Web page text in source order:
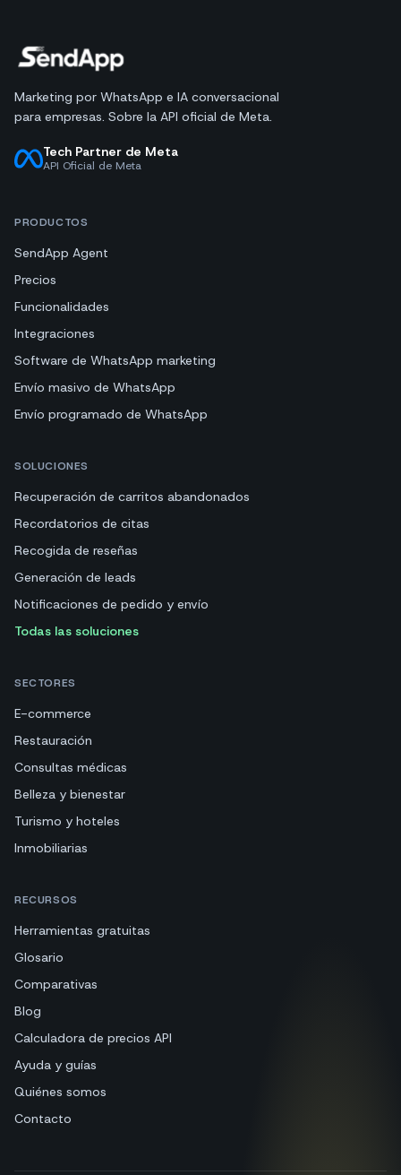
Marketing por WhatsApp e IA conversacional
para empresas. Sobre la API oficial de Meta.
Tech Partner de Meta
API Oficial de Meta
PRODUCTOS
SendApp Agent
Precios
Funcionalidades
Integraciones
Software de WhatsApp marketing
Envío masivo de WhatsApp
Envío programado de WhatsApp
SOLUCIONES
Recuperación de carritos abandonados
Recordatorios de citas
Recogida de reseñas
Generación de leads
Notificaciones de pedido y envío
Todas las soluciones
SECTORES
E-commerce
Restauración
Consultas médicas
Belleza y bienestar
Turismo y hoteles
Inmobiliarias
RECURSOS
Herramientas gratuitas
Glosario
Comparativas
Blog
Calculadora de precios API
Ayuda y guías
Quiénes somos
Contacto